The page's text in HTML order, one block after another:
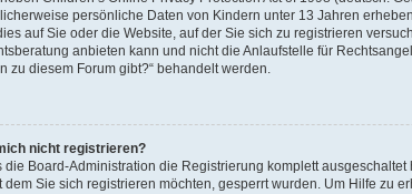
persönliche Daten von Kindern unter 13 Jahren
auf Sie oder die Website, auf der Sie sich zu registrieren
anbieten kann und nicht die Anlaufstelle für
zu diesem Forum gibt?“ behandelt werden.
nicht registrieren?
die Board-Administration die Registrierung komplett
dem Sie sich registrieren möchten, gesperrt wurden. Um Hilfe zu